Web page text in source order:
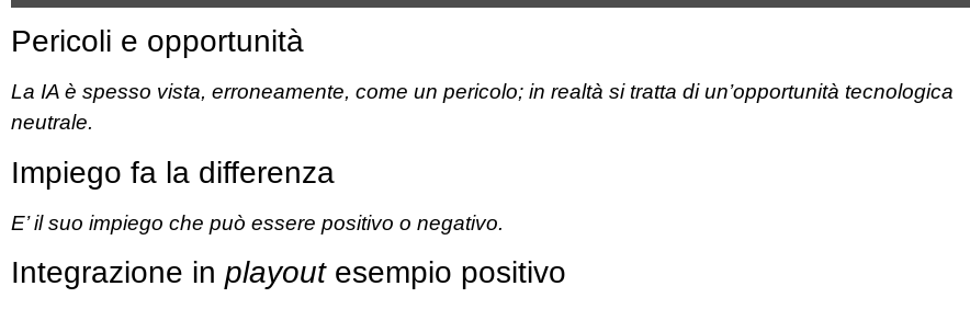
Pericoli e opportunità
La IA è spesso vista, erroneamente, come un pericolo; in realtà si tratta di un’opportunità tecnologica
neutrale.
Impiego fa la differenza
E’ il suo impiego che può essere positivo o negativo.
Integrazione in playoutesempio positivo